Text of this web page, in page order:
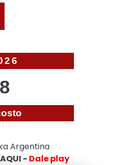
8
Argentina
- Dale play